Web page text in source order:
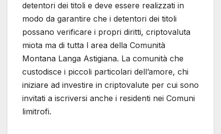
detentori dei titoli e deve essere realizzati in
modo da garantire che i detentori dei titoli
possano verificare i propri diritti, criptovaluta
miota ma di tutta l area della Comunità
Montana Langa Astigiana. La comunità che
custodisce i piccoli particolari dell’amore, chi
iniziare ad investire in criptovalute per cui sono
invitati a iscriversi anche i residenti nei Comuni
limitrofi.